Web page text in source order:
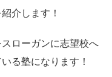
紹介します！
スローガンに志望校へ
る塾になります！